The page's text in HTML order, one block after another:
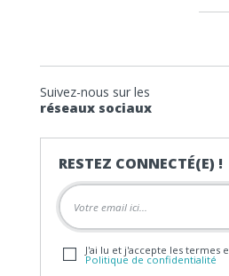
Suivez-nous sur les
réseaux sociaux
RESTEZ CONNECTÉ(E) !
J'ai lu et j'accepte les termes
Politique de confidentialité